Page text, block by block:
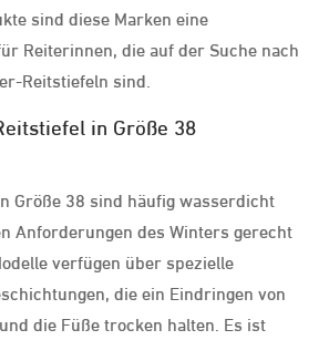
sind diese Marken eine
Reiterinnen, die auf der Suche nach
Reitstiefeln sind.
in Größe 38
Größe 38 sind häufig wasserdicht
Anforderungen des Winters gerecht
verfügen über spezielle
die ein Eindringen von
die Füße trocken halten. Es ist